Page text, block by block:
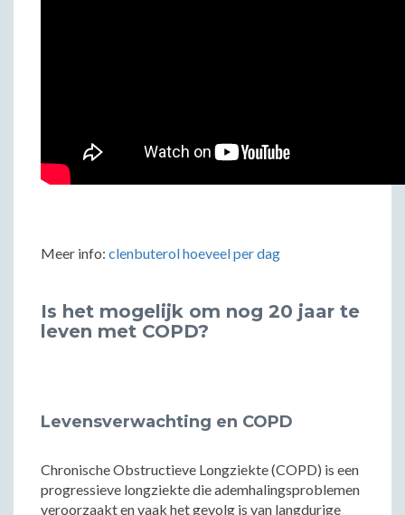
Meer info: clenbuterol hoeveel per dag
Is het mogelijk om nog 20 jaar te
leven met COPD?
Levensverwachting en COPD
Chronische Obstructieve Longziekte (COPD) is een
progressieve longziekte die ademhalingsproblemen
veroorzaakt en vaak het gevolg is van langdurige